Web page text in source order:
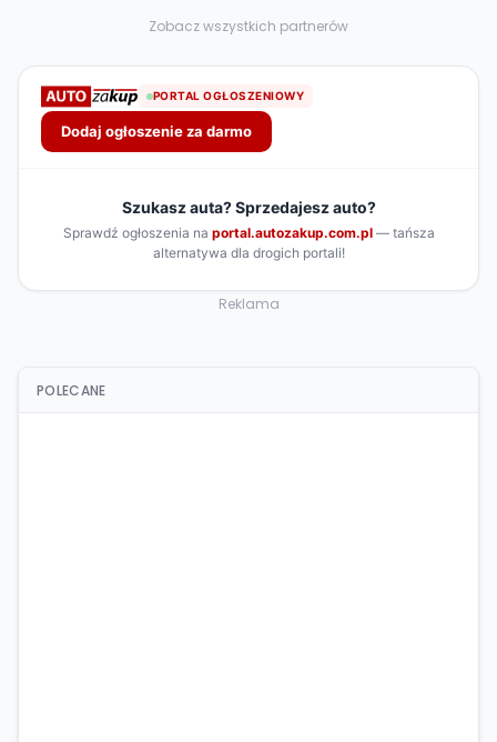
Zobacz wszystkich partnerów
Reklama
POLECANE